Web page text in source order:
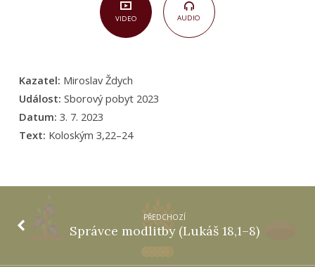
VIDEO AUDIO
Kazatel: Miroslav Ždych
Událost: Sborový pobyt 2023
Datum: 3. 7. 2023
Text: Koloským 3,22–24
PŘEDCHOZÍ
Správce modlitby (Lukáš 18,1–8)